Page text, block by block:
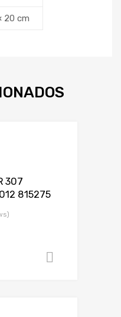
20 cm
307
815275